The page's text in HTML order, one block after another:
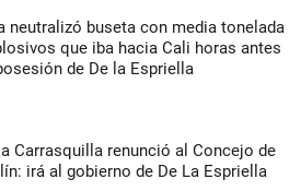
neutralizó buseta con media tonelada
que iba hacia Cali horas antes
de De la Espriella
Carrasquilla renunció al Concejo de
irá al gobierno de De La Espriella